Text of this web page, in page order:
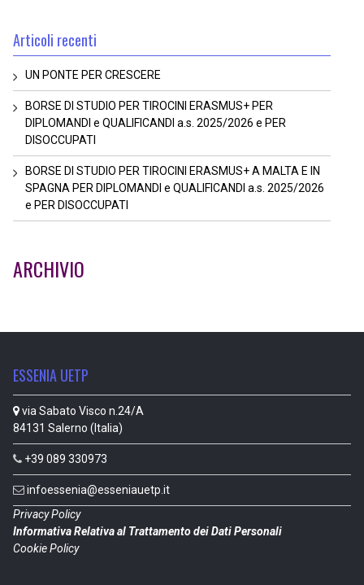
Articoli recenti
UN PONTE PER CRESCERE
BORSE DI STUDIO PER TIROCINI ERASMUS+ PER
DIPLOMANDI e QUALIFICANDI a.s. 2025/2026 e PER
DISOCCUPATI
BORSE DI STUDIO PER TIROCINI ERASMUS+ A MALTA E IN
SPAGNA PER DIPLOMANDI e QUALIFICANDI a.s. 2025/2026
e PER DISOCCUPATI
ARCHIVIO
ESSENIA UETP
via Sabato Visco n.24/A
84131 Salerno (Italia)
+39 089 330973
infoessenia@esseniauetp.it
Privacy Policy
Informativa Relativa al Trattamento dei Dati Personali
Cookie Policy